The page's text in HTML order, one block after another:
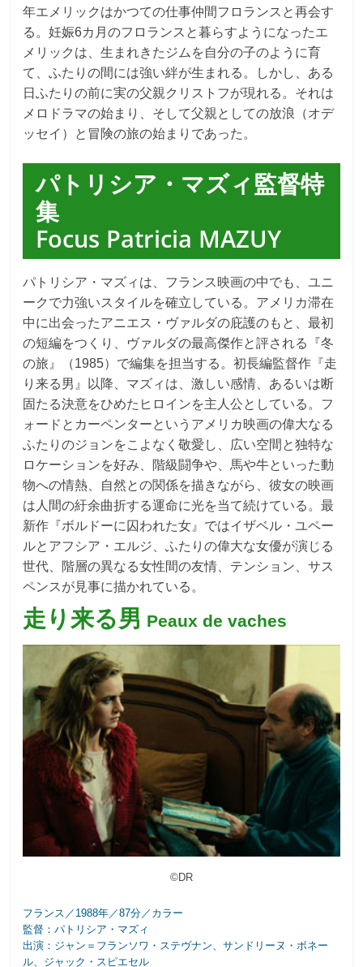
年エメリックはかつての仕事仲間フロランスと再会す
る。妊娠6カ月のフロランスと暮らすようになったエ
メリックは、生まれきたジムを自分の子のように育
て、ふたりの間には強い絆が生まれる。しかし、ある
日ふたりの前に実の父親クリストフが現れる。それは
メロドラマの始まり、そして父親としての放浪（オデ
ッセイ）と冒険の旅の始まりであった。
パトリシア・マズィ監督特
集
Focus Patricia MAZUY
パトリシア・マズィは、フランス映画の中でも、ユニ
ークで力強いスタイルを確立している。アメリカ滞在
中に出会ったアニエス・ヴァルダの庇護のもと、最初
の短編をつくり、ヴァルダの最高傑作と評される『冬
の旅』（1985）で編集を担当する。初長編監督作『走
り来る男』以降、マズィは、激しい感情、あるいは断
固たる決意をひめたヒロインを主人公としている。フ
ォードとカーペンターというアメリカ映画の偉大なる
ふたりのジョンをこよなく敬愛し、広い空間と独特な
ロケーションを好み、階級闘争や、馬や牛といった動
物への情熱、自然との関係を描きながら、彼女の映画
は人間の紆余曲折する運命に光を当て続けている。最
新作『ボルドーに囚われた女』ではイザベル・ユペー
ルとアフシア・エルジ、ふたりの偉大な女優が演じる
世代、階層の異なる女性間の友情、テンション、サス
ペンスが見事に描かれている。
走り来る男 Peaux de vaches
©DR
フランス／1988年／87分／カラー
監督：パトリシア・マズィ
出演：ジャン＝フランソワ・ステヴナン、サンドリーヌ・ボネー
ル、ジャック・スピエセル